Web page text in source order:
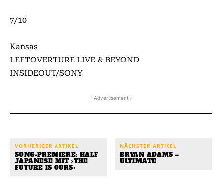
7/10
Kansas
LEFTOVERTURE LIVE & BEYOND
INSIDEOUT/SONY
- Advertisement -
VORHERIGER ARTIKEL
SONG-PREMIERE: HALF
JAPANESE MIT ›THE
FUTURE IS OURS‹
NÄCHSTER ARTIKEL
BRYAN ADAMS –
ULTIMATE